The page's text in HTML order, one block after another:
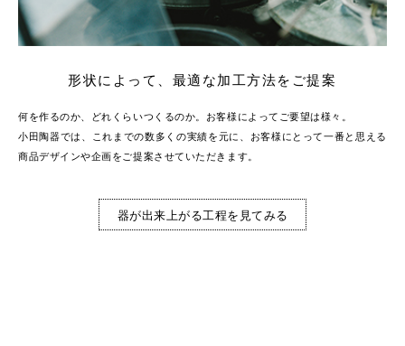
形状によって、最適な加工方法をご提案
何を作るのか、どれくらいつくるのか。お客様によってご要望は様々。
小田陶器では、これまでの数多くの実績を元に、お客様にとって一番と思える
商品デザインや企画をご提案させていただきます。
器が出来上がる工程を見てみる